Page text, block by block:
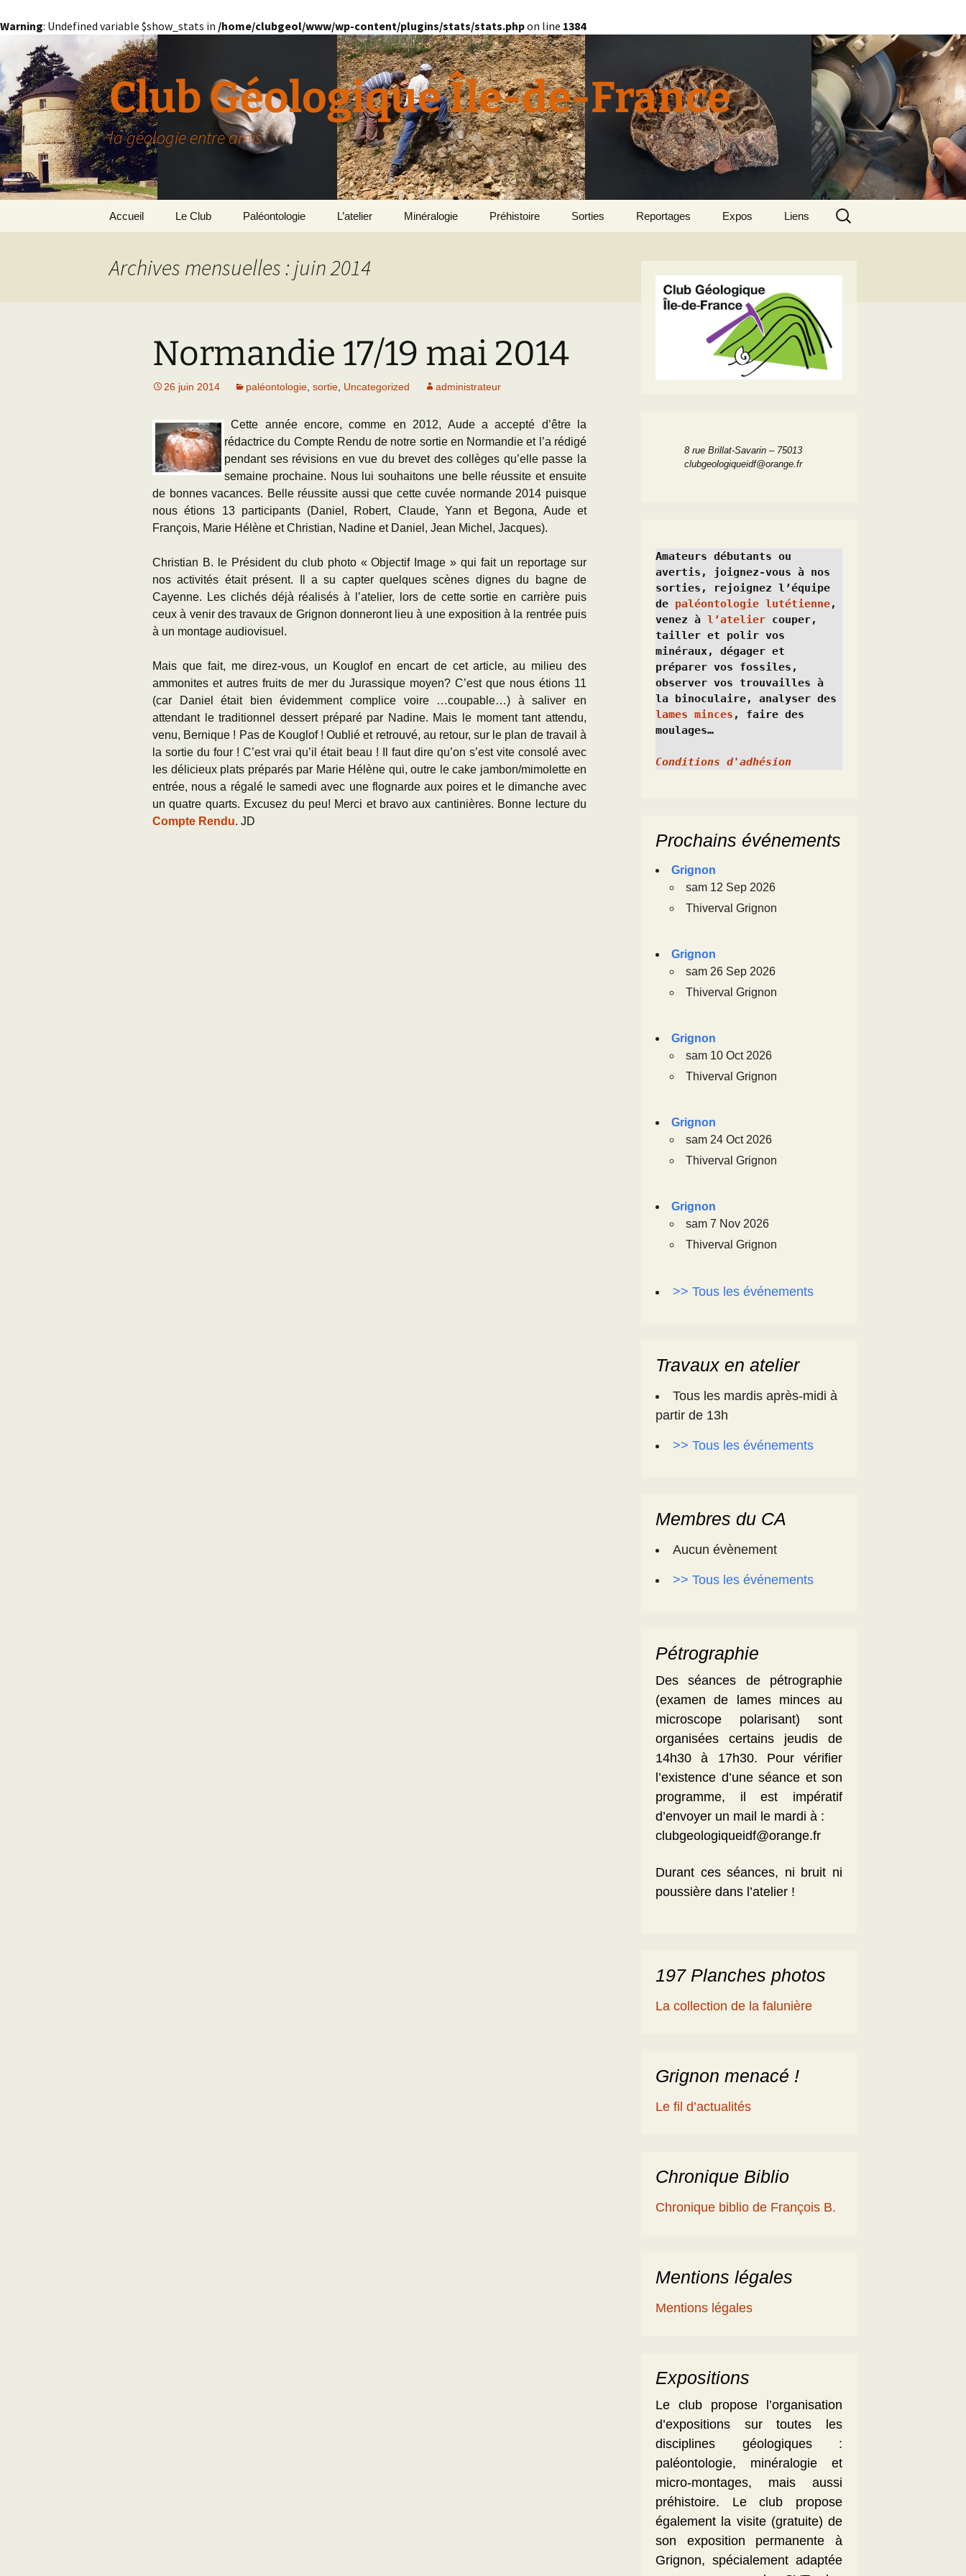
Warning: Undefined variable $show_stats in /home/clubgeol/www/wp-content/plugins/stats/stats.phpon line 1384
au
contenu
Club Géologique Île-de-France
la géologie entre amis
Accueil Le Club
Adhésion
restreint)
Paléontologie
Le Bassin Parisien
Les premières cartes
parisien
L’échelle
chronostratigraphique
Transgression/Régression
marine
Documentation pour la
détermination des
fossiles de l’Eocène du
Les Scientifiques à
Grignon
La Falunière de Grignon
La Collection de la
falunière
Exposition permanente
et Galerie de Photos
25 mai 2014 : Les 25
ans de Grignon
Les Travaux de l’Equipe
Paléo
Activités
thématiques
Les Travaux des
Equipiers
L’atelier Minéralogie Préhistoire Sorties Reportages Expos Liens
Rechercher :
Archives mensuelles : juin 2014
Normandie 17/19 mai 2014
26 juin 2014 paléontologie sortie Uncategorized administrateur
Cette année encore, comme en 2012, Aude a accepté d’être la
rédactrice du Compte Rendu de notre sortie en Normandie et l’a rédigé
pendant ses révisions en vue du brevet des collèges qu’elle passe la
semaine prochaine. Nous lui souhaitons une belle réussite et ensuite
de bonnes vacances. Belle réussite aussi que cette cuvée normande 2014 puisque
nous étions 13 participants (Daniel, Robert, Claude, Yann et Begona, Aude et
François, Marie Hélène et Christian, Nadine et Daniel, Jean Michel, Jacques).
Christian B. le Président du club photo « Objectif Image » qui fait un reportage sur
nos activités était présent. Il a su capter quelques scènes dignes du bagne de
Cayenne. Les clichés déjà réalisés à l’atelier, lors de cette sortie en carrière puis
ceux à venir des travaux de Grignon donneront lieu à une exposition à la rentrée puis
à un montage audiovisuel.
Mais que fait, me direz-vous, un Kouglof en encart de cet article, au milieu des
ammonites et autres fruits de mer du Jurassique moyen? C’est que nous étions 11
(car Daniel était bien évidemment complice voire …coupable…) à saliver en
attendant le traditionnel dessert préparé par Nadine. Mais le moment tant attendu,
venu, Bernique ! Pas de Kouglof ! Oublié et retrouvé, au retour, sur le plan de travail à
la sortie du four ! C’est vrai qu’il était beau ! Il faut dire qu’on s’est vite consolé avec
les délicieux plats préparés par Marie Hélène qui, outre le cake jambon/mimolette en
entrée, nous a régalé le samedi avec une flognarde aux poires et le dimanche avec
un quatre quarts. Excusez du peu! Merci et bravo aux cantinières. Bonne lecture du
Compte Rendu. JD
8 rue Brillat-Savarin – 75013
clubgeologiqueidf@orange.fr
Amateurs débutants ou
avertis, joignez-vous à nos
sorties, rejoignez l’équipe
de paléontologie lutétienne,
venez à l’atelier couper,
tailler et polir vos
minéraux, dégager et
préparer vos fossiles,
observer vos trouvailles à
lames minces , faire des
moulages…
Conditions d'adhésion
Prochains événements
Grignon
sam 12 Sep 2026
Thiverval Grignon
Grignon
sam 26 Sep 2026
Thiverval Grignon
Grignon
sam 10 Oct 2026
Thiverval Grignon
Grignon
sam 24 Oct 2026
Thiverval Grignon
Grignon
sam 7 Nov 2026
Thiverval Grignon
>> Tous les événements
Travaux en atelier
Tous les mardis après-midi à
partir de 13h
>> Tous les événements
Membres du CA
Aucun évènement
>> Tous les événements
Pétrographie
Des séances de pétrographie
(examen de lames minces au
microscope polarisant) sont
organisées certains jeudis de
14h30 à 17h30. Pour vérifier
l’existence d’une séance et son
programme, il est impératif
d’envoyer un mail le mardi à :
clubgeologiqueidf@orange.fr
Durant ces séances, ni bruit ni
poussière dans l’atelier !
197 Planches photos
La collection de la falunière
Grignon menacé !
Le fil d’actualités
Chronique Biblio
Chronique biblio de François B.
Mentions légales
Mentions légales
Expositions
Le club propose l’organisation
d’expositions sur toutes les
disciplines géologiques :
paléontologie, minéralogie et
micro-montages, mais aussi
préhistoire. Le club propose
également la visite (gratuite) de
son exposition permanente à
Grignon, spécialement adaptée